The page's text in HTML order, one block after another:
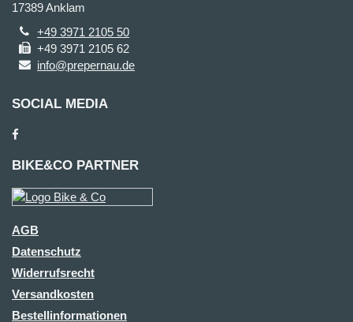
17389 Anklam
+49 3971 2105 50
+49 3971 2105 62
info@prepernau.de
SOCIAL MEDIA
BIKE&CO PARTNER
AGB
Datenschutz
Widerrufsrecht
Versandkosten
Bestellinformationen